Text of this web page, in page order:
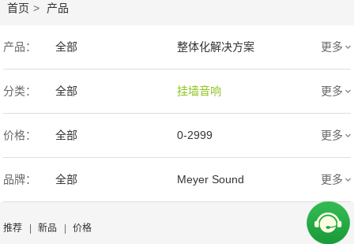
首页 > 产品
产品： 全部 整体化解决方案
音响产品 投影产品
专业扩声音箱 幕布产品
声学产品 智能产品
周边产品
更多
分类： 全部 挂墙音响
入墙音响 低音炮
更多
价格： 全部 0-2999
3000-9999 1万-5万
5万-15万
更多
品牌： 全部 Meyer Sound
Wisdom
更多
推荐 | 新品 | 价格